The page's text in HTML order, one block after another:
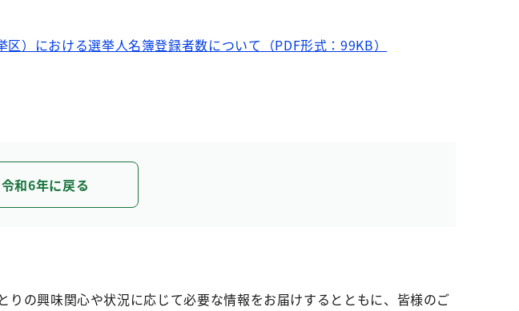
）における選挙人名簿登録者数について（PDF形式：99KB）
令和6年に戻る
りの興味関心や状況に応じて必要な情報をお届けするとともに、皆様のご